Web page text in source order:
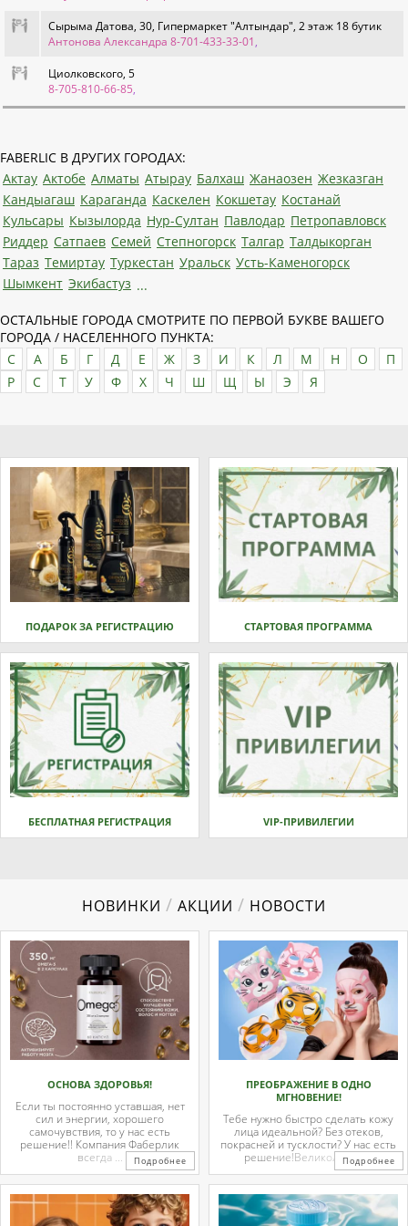
Сырыма Датова, 30, Гипермаркет "Алтындар", 2 этаж 18 бутик
Антонова Александра 8-701-433-33-01,
Циолковского, 5
8-705-810-66-85,
FABERLIC В ДРУГИХ ГОРОДАХ:
Актау Актобе Алматы Атырау Балхаш Жанаозен Жезказган
Кандыагаш Караганда Каскелен Кокшетау Костанай
Кульсары Кызылорда Нур-Султан Павлодар Петропавловск
Риддер Сатпаев Семей Степногорск Талгар Талдыкорган
Тараз Темиртау Туркестан Уральск Усть-Каменогорск
Шымкент Экибастуз ...
ОСТАЛЬНЫЕ ГОРОДА СМОТРИТЕ ПО ПЕРВОЙ БУКВЕ ВАШЕГО
ГОРОДА / НАСЕЛЕННОГО ПУНКТА:
C
А Б Г Д Е Ж З И К Л М Н О
П
Р
С Т У Ф Х Ч Ш Щ Ы Э Я
ПОДАРОК ЗА РЕГИСТРАЦИЮ СТАРТОВАЯ ПРОГРАММА
БЕСПЛАТНАЯ РЕГИСТРАЦИЯ VIP-ПРИВИЛЕГИИ
НОВИНКИ / АКЦИИ / НОВОСТИ
ОСНОВА ЗДОРОВЬЯ!
Если ты постоянно уставшая, нет
сил и энергии, хорошего
самочувствия, то у нас есть
решение!! Компания Фаберлик
всегда ...
Подробнее
ПРЕОБРАЖЕНИЕ В ОДНО
МГНОВЕНИЕ!
Тебе нужно быстро сделать кожу
лица идеальной? Без отеков,
покрасней и тусклости? У нас есть
решение!Великолепные
тканевые ...
Подробнее